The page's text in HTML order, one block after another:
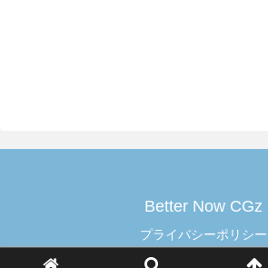
Better Now CGz
プライバシーポリシー